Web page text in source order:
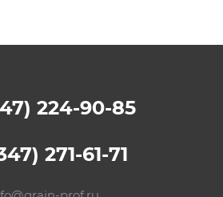
224-90-85
271-61-71